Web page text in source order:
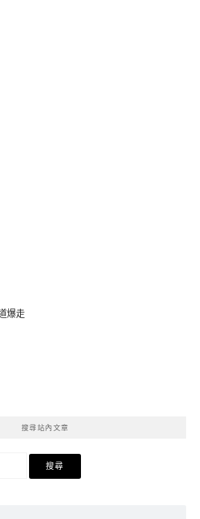
爆走
搜尋站內文章